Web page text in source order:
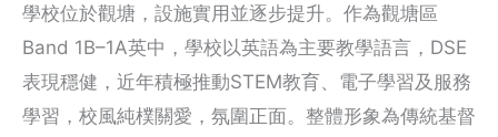
學校位於觀塘，設施實用並逐步提升。作為觀塘區
Band 1B–1A英中，學校以英語為主要教學語言，DSE
表現穩健，近年積極推動STEM教育、電子學習及服務
學習，校風純樸關愛，氛圍正面。整體形象為傳統基督